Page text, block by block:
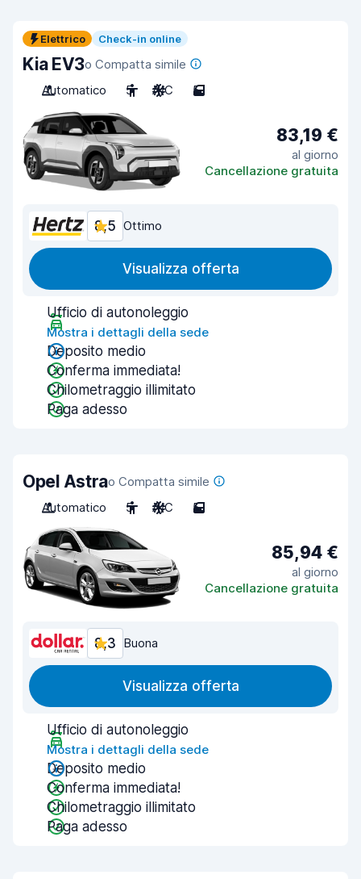
Elettrico Check-in online
Kia EV3o Compatta simile
Automatico
5 A/C 5
83,19 €
al giorno
Cancellazione gratuita
8,5 Ottimo
Visualizza offerta
Ufficio di autonoleggio
Mostra i dettagli della sede
Deposito medio
Conferma immediata!
Chilometraggio illimitato
Paga adesso
Opel Astrao Compatta simile
Automatico
5 A/C 5
85,94 €
al giorno
Cancellazione gratuita
8,3 Buona
Visualizza offerta
Ufficio di autonoleggio
Mostra i dettagli della sede
Deposito medio
Conferma immediata!
Chilometraggio illimitato
Paga adesso